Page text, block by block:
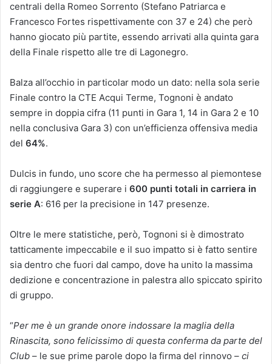
centrali della Romeo Sorrento (Stefano Patriarca e
Francesco Fortes rispettivamente con 37 e 24) che però
hanno giocato più partite, essendo arrivati alla quinta gara
della Finale rispetto alle tre di Lagonegro.
Balza all’occhio in particolar modo un dato: nella sola serie
Finale contro la CTE Acqui Terme, Tognoni è andato
sempre in doppia cifra (11 punti in Gara 1, 14 in Gara 2 e 10
nella conclusiva Gara 3) con un’efficienza offensiva media
del 64%.
Dulcis in fundo, uno score che ha permesso al piemontese
di raggiungere e superare i 600 punti totali in carriera in
serie A: 616 per la precisione in 147 presenze.
Oltre le mere statistiche, però, Tognoni si è dimostrato
tatticamente impeccabile e il suo impatto si è fatto sentire
sia dentro che fuori dal campo, dove ha unito la massima
dedizione e concentrazione in palestra allo spiccato spirito
di gruppo.
“Per me è un grande onore indossare la maglia della
Rinascita, sono felicissimo di questa conferma da parte del
Club – le sue prime parole dopo la firma del rinnovo – ci